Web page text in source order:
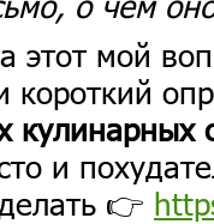
этот мой
короткий
кулинарных
и
👉